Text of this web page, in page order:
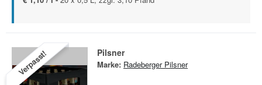
Verpasst! Pilsner
Marke: Radeberger Pilsner